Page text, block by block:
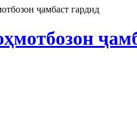
ҷамбаст гардид